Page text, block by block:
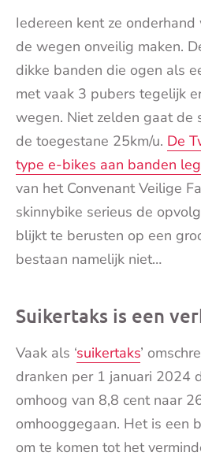
Iedereen kent ze
de wegen onveilig maken.
dikke banden die ogen als
met vaak 3 pubers tegelijk
wegen. Niet zelden gaat de
de toegestane 25km/u. De
type e-bikes aan banden
van het Convenant Veilige
skinnybike serieus de
blijkt te berusten op een
bestaan namelijk niet…
Suikertaks is een
Vaak als ‘suikertaks’
dranken per 1 januari 2024
omhoog van 8,8 cent naar
omhooggegaan. Het is een
om te komen tot het